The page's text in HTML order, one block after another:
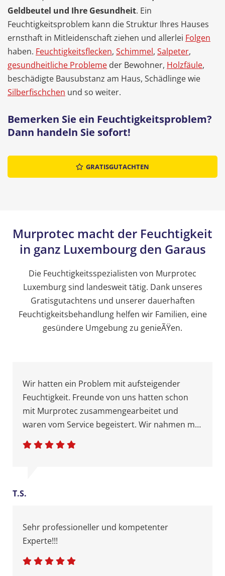
Geldbeutel und Ihre Gesundheit. Ein
Feuchtigkeitsproblem kann die Struktur Ihres Hauses
ernsthaft in Mitleidenschaft ziehen und allerlei Folgen
haben. Feuchtigkeitsflecken, Schimmel, Salpeter,
gesundheitliche Probleme der Bewohner, Holzfäule,
beschädigte Bausubstanz am Haus, Schädlinge wie
Silberfischchen und so weiter.
Bemerken Sie ein Feuchtigkeitsproblem?
Dann handeln Sie sofort!
GRATISGUTACHTEN
Murprotec macht der Feuchtigkeit
in ganz Luxembourg den Garaus
Die Feuchtigkeitsspezialisten von Murprotec
Luxemburg sind landesweit tätig. Dank unseres
Gratisgutachtens und unserer dauerhaften
Feuchtigkeitsbehandlung helfen wir Familien, eine
gesündere Umgebung zu genieÃŸen.
Wir hatten ein Problem mit aufsteigender
Feuchtigkeit. Freunde von uns hatten schon
mit Murprotec zusammengearbeitet und
waren vom Service begeistert. Wir nahmen mit
Murprotec über das Kontaktformular Kontakt
auf. Wir mussten dann etwas warten, bis dass
deren Erläuterung an uns Zeit genommen.
Arbeit von einem freundlichen Mitarbeiter.
Innerhalb von 8 Monaten mussten wir zwecks
Kontrolle noch einmal Kontakt mit ihnen
T.S.
Sehr professioneller und kompetenter
Experte!!!